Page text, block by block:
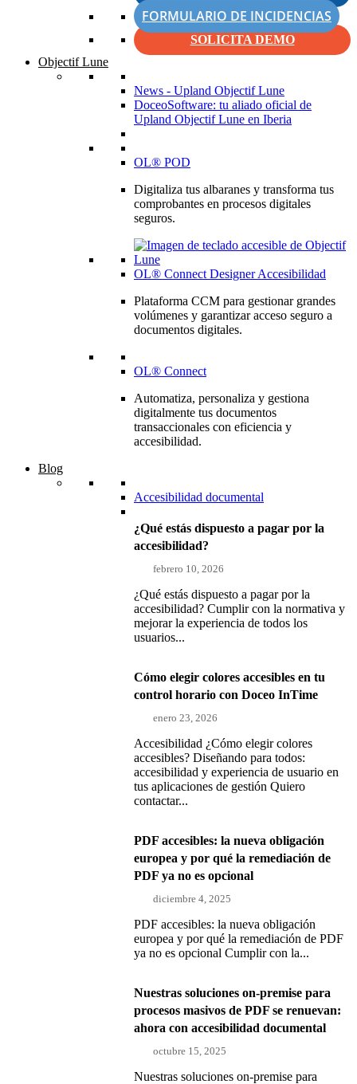
FORMULARIO DE INCIDENCIAS
SOLICITA DEMO
Objectif Lune
News - Upland Objectif Lune
DoceoSoftware: tu aliado oficial de
Upland Objectif Lune en Iberia
OL® POD
Digitaliza tus albaranes y transforma tus
comprobantes en procesos digitales
seguros.
OL® Connect Designer Accesibilidad
Plataforma CCM para gestionar grandes
volúmenes y garantizar acceso seguro a
documentos digitales.
OL® Connect
Automatiza, personaliza y gestiona
digitalmente tus documentos
transaccionales con eficiencia y
accesibilidad.
Blog
Accesibilidad documental
¿Qué estás dispuesto a pagar por la
accesibilidad?
febrero 10, 2026
¿Qué estás dispuesto a pagar por la
accesibilidad? Cumplir con la normativa y
mejorar la experiencia de todos los
usuarios...
Cómo elegir colores accesibles en tu
control horario con Doceo InTime
enero 23, 2026
Accesibilidad ¿Cómo elegir colores
accesibles? Diseñando para todos:
accesibilidad y experiencia de usuario en
tus aplicaciones de gestión Quiero
contactar...
PDF accesibles: la nueva obligación
europea y por qué la remediación de
PDF ya no es opcional
diciembre 4, 2025
PDF accesibles: la nueva obligación
europea y por qué la remediación de PDF
ya no es opcional Cumplir con la...
Nuestras soluciones on-premise para
procesos masivos de PDF se renuevan:
ahora con accesibilidad documental
octubre 15, 2025
Nuestras soluciones on-premise para